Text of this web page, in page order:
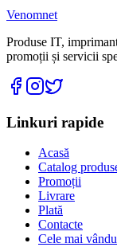
Venomnet
Produse IT,
promoții și servicii
Linkuri rapide
Acasă
Catalog
Promoții
Livrare
Plată
Contacte
Cele mai